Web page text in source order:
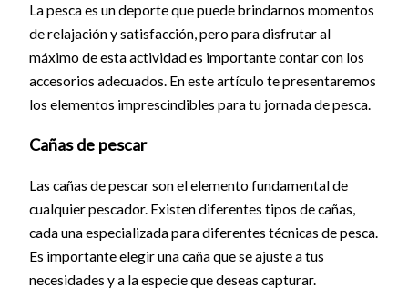
La pesca es un deporte que puede brindarnos momentos
de relajación y satisfacción, pero para disfrutar al
máximo de esta actividad es importante contar con los
accesorios adecuados. En este artículo te presentaremos
los elementos imprescindibles para tu jornada de pesca.
Cañas de pescar
Las cañas de pescar son el elemento fundamental de
cualquier pescador. Existen diferentes tipos de cañas,
cada una especializada para diferentes técnicas de pesca.
Es importante elegir una caña que se ajuste a tus
necesidades y a la especie que deseas capturar.